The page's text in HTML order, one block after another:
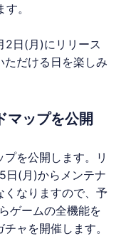
。
2日(月)にリリース
ただける日を楽しみ
マップを公開
を公開します。リ
日(月)からメンテナ
くなりますので、予
ゲームの全機能を
ャを開催します。